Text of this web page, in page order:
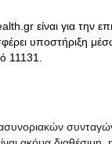
είναι για την
υποστήριξη
11131.